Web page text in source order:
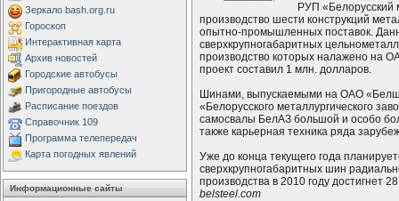
Зеркало bash.org.ru
Гороскоп
Интерактивная карта
Архив новостей
Городские автобусы
Пригородные автобусы
Расписание поездов
Справочник 109
Программа телепередач
Карта погодных явлений
Информационные сайты
РУП «Белорусский
производство шести конструкций
опытно-промышленных поставок.
сверхкрупногабаритных
производство которых налажено на
проект составил 1 млн. долларов.
Шинами, выпускаемыми на ОАО
«Белорусского металлургического
самосвалы БелАЗ большой и особо
также карьерная техника ряда
Уже до конца текущего года
сверхкрупногабаритных шин
производства в 2010 году достигнет
belsteel.com